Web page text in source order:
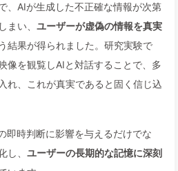
、AIが生成した不正確な情報が次第
まい、 ユーザーが虚偽の情報を真実
結果が得られました。研究実験で
像を観覧しAIと対話することで、多
れ、これが真実であると固く信じ込
即時判断に影響を与えるだけでな
し、 ユーザーの長期的な記憶に深刻